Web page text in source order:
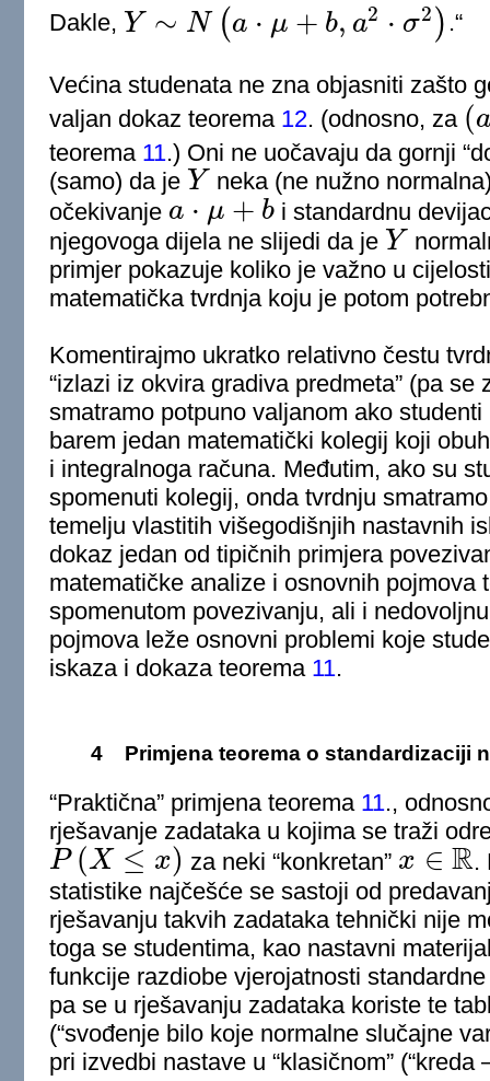
Dakle, Y ∼ N (a ⋅ μ + b, a2 ⋅ σ2 )
Y∼ (a⋅μ +b ,a2 σ 2) .“
Većina studenata ne zna objasniti zašto
valjan dokaz teorema 12. (odnosno, za (
(a ,b
teorema 11.) Oni ne uočavaju da gornji
(samo) da je Y
Y
neka (ne nužno
očekivanje a ⋅ μ + b
a⋅μ +b
i standardnu
njegovoga dijela ne slijedi da je Y
Y
primjer pokazuje koliko je važno u
matematička tvrdnja koju je potom
Komentirajmo ukratko relativno čestu
“izlazi iz okvira gradiva predmeta” (pa se
smatramo potpuno valjanom ako
barem jedan matematički kolegij koji
i integralnoga računa. Međutim, ako su
spomenuti kolegij, onda tvrdnju
temelju vlastitih višegodišnjih nastavnih
dokaz jedan od tipičnih primjera
matematičke analize i osnovnih pojmova
spomenutom povezivanju, ali i
pojmova leže osnovni problemi koje
iskaza i dokaza teorema 11.
4 Primjena teorema o standardizaciji
“Praktična” primjena teorema 11.,
rješavanje zadataka u kojima se traži
P (X ≤ x)
P(X ≤x ) za neki “konkretan” x ∈ R
x∈ R
.
statistike najčešće se sastoji od
rješavanju takvih zadataka tehnički nije
toga se studentima, kao nastavni
funkcije razdiobe vjerojatnosti
pa se u rješavanju zadataka koriste te
(“svođenje bilo koje normalne slučajne
pri izvedbi nastave u “klasičnom” (“kreda